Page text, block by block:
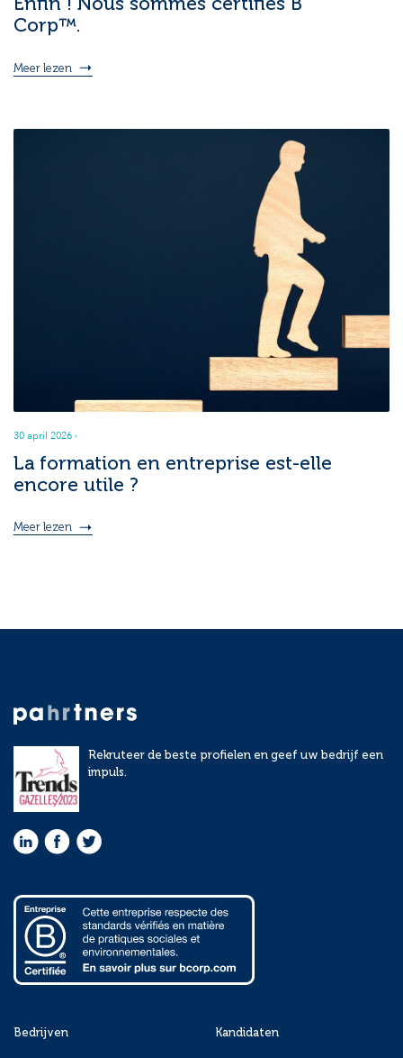
Corp™.
Meer lezen
30 april 2026 ·
La formation en entreprise est-elle
encore utile ?
Meer lezen
Rekruteer de beste profielen en geef uw bedrijf een
impuls.
Bedrijven Kandidaten